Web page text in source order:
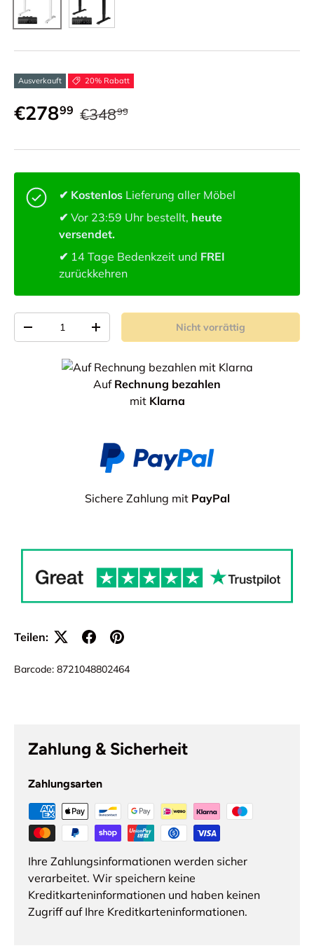
Ausverkauft 20% Rabatt
€27899 €34899
✔ Kostenlos Lieferung aller Möbel
✔ Vor 23:59 Uhr bestellt, heute
versendet.
✔ 14 Tage Bedenkzeit und FREI
zurückkehren
-
+ Nicht vorrättig
AufRechnung bezahlen
mit Klarna
Sichere Zahlung mit PayPal
Teilen:
Barcode: 8721048802464
Zahlung & Sicherheit
Zahlungsarten
Ihre Zahlungsinformationen werden sicher
verarbeitet. Wir speichern keine
Kreditkarteninformationen und haben keinen
Zugriff auf Ihre Kreditkarteninformationen.